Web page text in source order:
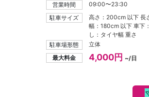
営業時間
09:00〜23:30
駐車サイズ
高さ：200cm 以下 長
幅：180cm 以下 車下
し：タイヤ幅 重さ
駐車場形態
立体
最大料金
4,000円 ~/日